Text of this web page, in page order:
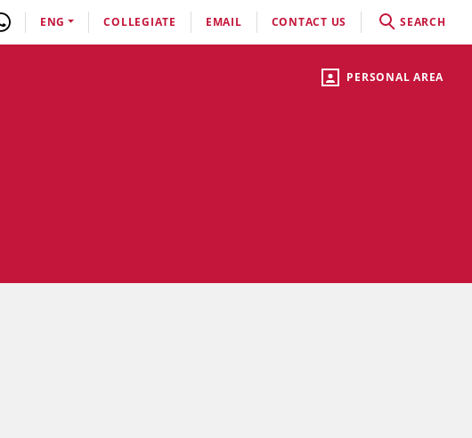
PERSONAL AREA
ENG COLLEGIATE EMAIL CONTACT US SEARCH